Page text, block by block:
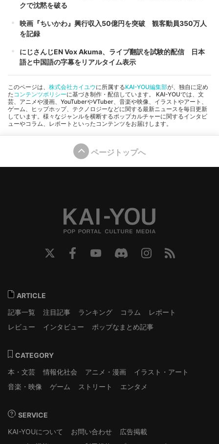
クで沈黙を破る
映画『ちいかわ』興行収入50億円を突破 観客動員350万人
を記録
にじさんじEN Vox Akuma、ライブ翻訳を試験的配信 日本
語と中国語の字幕をリアルタイム表示
このページは、 株式会社カイユウに所属するKAI-YOU編集部が、独自に定め
たコンテンツポリシーに基づき制作・配信しています。 KAI-YOUでは、文
芸、アニメや漫画、YouTuberやVTuber、音楽や映像、イラストやアート、
ゲーム、ヒップホップ、テクノロジーなどに関する最新ニュースを毎日更新
しています。様々なジャンルを横断するポップカルチャーに関するインタビ
ューやコラム、レポートといったコンテンツをお届けします。
ページトップへ
ARTICLE
記事一覧
注目記事 ランキング コラム
レポート
レビュー
インタビュー ポップなまとめ記事
CATEGORY
本・文芸
情報化社会 アニメ・漫画
イラスト・アート
音楽・映像
ゲーム ストリート エンタメ
SERVICE
KAI-YOUについて
お問い合わせ
広告掲載